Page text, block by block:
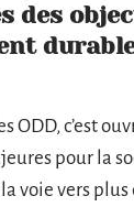
des
ODD, c’est
pour la
voie vers plus